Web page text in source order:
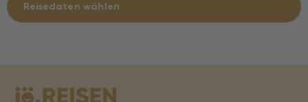
Reisedaten wählen